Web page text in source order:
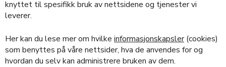
knyttet til spesifikk bruk av nettsidene og tjenester vi
leverer.
Her kan du lese mer om hvilke informasjonskapsler(cookies)
som benyttes på våre nettsider, hva de anvendes for og
hvordan du selv kan administrere bruken av dem.